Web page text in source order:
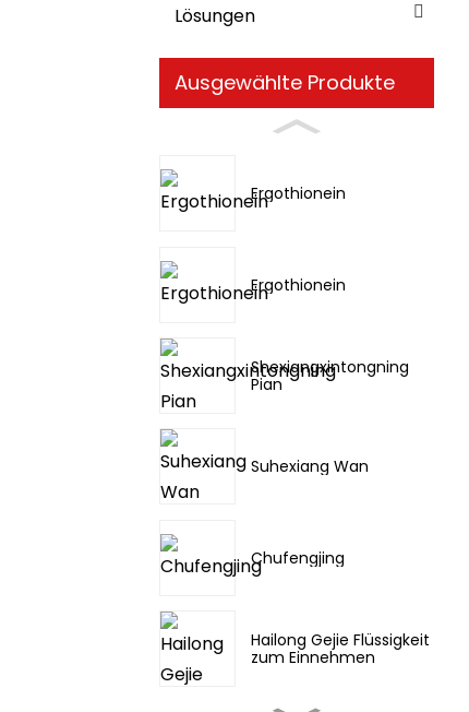
Lösungen
Ausgewählte Produkte
Ergothionein
Ergothionein
Shexiangxintongning
Pian
Suhexiang Wan
Chufengjing
Hailong Gejie Flüssigkeit
zum Einnehmen